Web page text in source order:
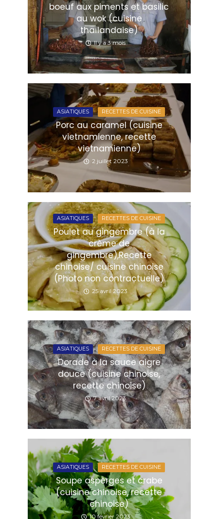
boeuf aux piments et basilic
au wok (cuisine
thaïlandaise)
Il y a 3 mois
ASIATIQUES RECETTES DE CUISINE
Porc au caramel (cuisine
vietnamienne, recette
vietnamienne)
2 juillet 2023
ASIATIQUES RECETTES DE CUISINE
Poulet au gingembre (à la
crème de
gingembre),Recette
chinoise/ cuisine chinoise
(Photo non contractuelle)
25 avril 2023
ASIATIQUES RECETTES DE CUISINE
Dorade à la sauce aigre
douce (cuisine chinoise,
recette chinoise)
7 avril 2023
ASIATIQUES RECETTES DE CUISINE
Soupe asperges et crabe
(cuisine chinoise, recette
chinoise)
10 février 2023